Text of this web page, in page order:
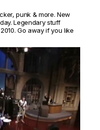
punk & more. New
Legendary stuff
Go away if you like